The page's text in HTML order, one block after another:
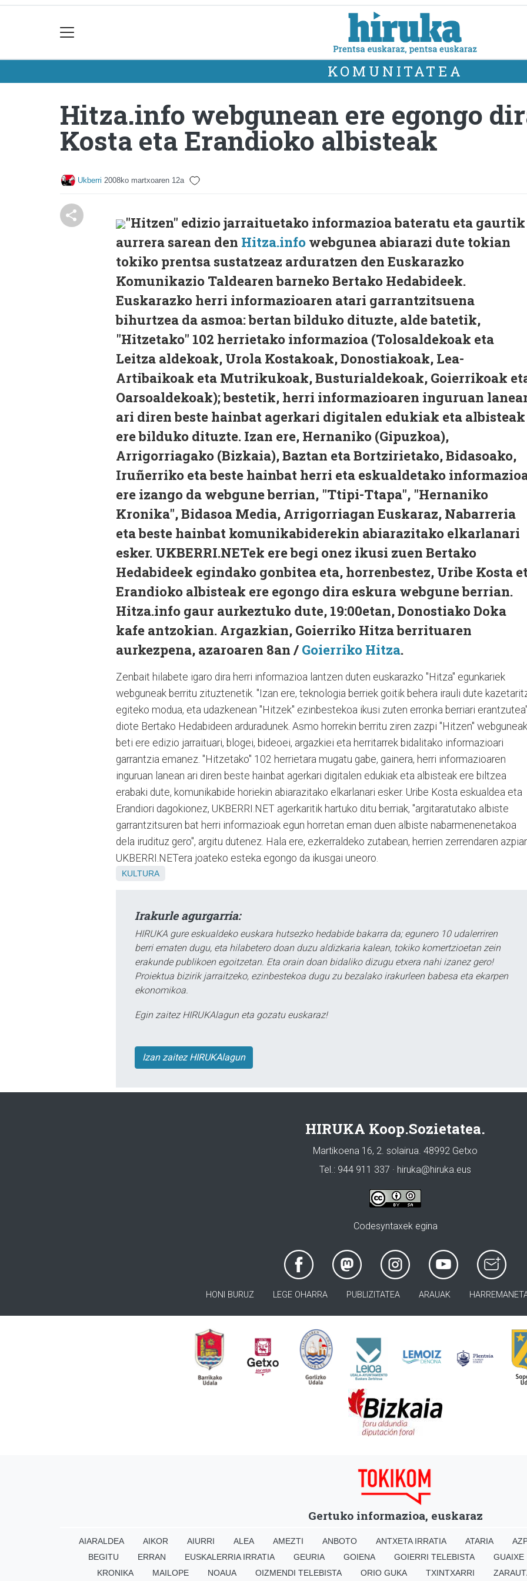
KOMUNITATEA
Hitza.info webgunean ere egongo
Kosta eta Erandioko albisteak
Ukberri 2008ko martxoaren 12a
"Hitzen" edizio jarraituetako informazioa bateratu eta gaurtik
aurrera sarean den Hitza.info webgunea abiarazi dute tokian
tokiko prentsa sustatzeaz arduratzen den Euskarazko
Komunikazio Taldearen barneko Bertako Hedabideek.
Euskarazko herri informazioaren atari garrantzitsuena
bihurtzea da asmoa: bertan bilduko dituzte, alde batetik,
"Hitzetako" 102 herrietako informazioa (Tolosaldekoak eta
Leitza aldekoak, Urola Kostakoak, Donostiakoak, Lea-
Artibaikoak eta Mutrikukoak, Busturialdekoak, Goierrikoak
Oarsoaldekoak); bestetik, herri informazioaren inguruan
ari diren beste hainbat agerkari digitalen edukiak eta albisteak
ere bilduko dituzte. Izan ere, Hernaniko (Gipuzkoa),
Arrigorriagako (Bizkaia), Baztan eta Bortzirietako, Bidasoako,
Iruñerriko eta beste hainbat herri eta eskualdetako
ere izango da webgune berrian, "Ttipi-Ttapa", "Hernaniko
Kronika", Bidasoa Media, Arrigorriagan Euskaraz, Nabarreria
eta beste hainbat komunikabiderekin abiarazitako elkarlanari
esker. UKBERRI.NETek ere begi onez ikusi zuen Bertako
Hedabideek egindako gonbitea eta, horrenbestez, Uribe Kosta
Erandioko albisteak ere egongo dira eskura webgune berrian.
Hitza.info gaur aurkeztuko dute, 19:00etan, Donostiako Doka
kafe antzokian. Argazkian, Goierriko Hitza berrituaren
aurkezpena, azaroaren 8an / Goierriko Hitza.
Zenbait hilabete igaro dira herri informazioa lantzen duten euskarazko "Hitza" egunkariek
webguneak berritu zituztenetik. "Izan ere, teknologia berriek goitik behera irauli dute
egiteko modua, eta udazkenean "Hitzek" ezinbestekoa ikusi zuten erronka berriari
diote Bertako Hedabideen arduradunek. Asmo horrekin berritu ziren zazpi "Hitzen"
beti ere edizio jarraituari, blogei, bideoei, argazkiei eta herritarrek bidalitako informazioari
garrantzia emanez. "Hitzetako" 102 herrietara mugatu gabe, gainera, herri informazioaren
inguruan lanean ari diren beste hainbat agerkari digitalen edukiak eta albisteak ere biltzea
erabaki dute, komunikabide horiekin abiarazitako elkarlanari esker. Uribe Kosta eskualdea eta
Erandiori dagokionez, UKBERRI.NET agerkaritik hartuko ditu berriak, "argitaratutako albiste
garrantzitsuren bat herri informazioak egun horretan eman duen albiste nabarmenenetakoa
dela irudituz gero", argitu dutenez. Hala ere, ezkerraldeko zutabean, herrien zerrendaren
UKBERRI.NETera joateko esteka egongo da ikusgai uneoro.
KULTURA
Irakurle agurgarria:
HIRUKA gure eskualdeko euskara hutsezko hedabide bakarra da; egunero 10 udalerriren
berri ematen dugu, eta hilabetero doan duzu aldizkaria kalean, tokiko komertzioetan zein
erakunde publikoen egoitzetan. Eta orain doan bidaliko dizugu etxera nahi izanez gero!
Proiektua bizirik jarraitzeko, ezinbestekoa dugu zu bezalako irakurleen babesa eta ekarpen
ekonomikoa.
Egin zaitez HIRUKAlagun eta gozatu euskaraz!
Izan zaitez HIRUKAlagun
HIRUKA Koop.Sozietatea.
Martikoena 16, 2. solairua. 48992 Getxo
Tel.: 944 911 337 · hiruka@hiruka.eus
Codesyntaxek egina
HONI BURUZ LEGE OHARRA PUBLIZITATEA ARAUAK
Gertuko informazioa, euskaraz
AIARALDEA AIKOR AIURRI ALEA AMEZTI ANBOTO ANTXETA IRRATIA ATARIA
BEGITU
ERRAN EUSKALERRIA IRRATIA GEURIA GOIENA GOIERRI TELEBISTA GUAIXE
KRONIKA
MAILOPE NOAUA OIZMENDI TELEBISTA ORIO GUKA TXINTXARRI